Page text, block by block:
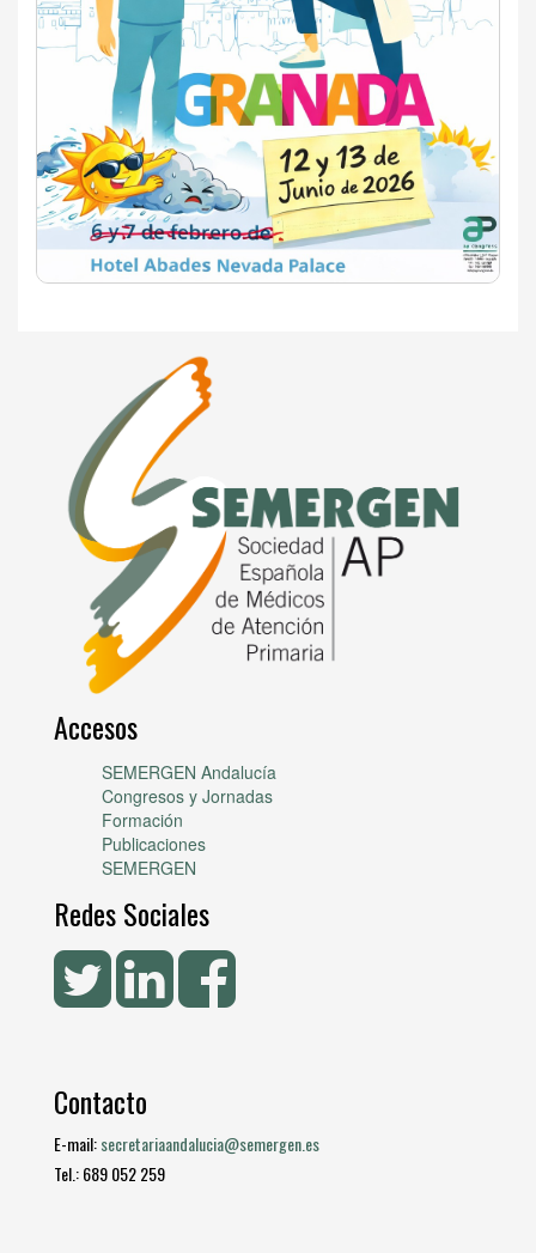
Accesos
SEMERGEN Andalucía
Congresos y Jornadas
Formación
Publicaciones
SEMERGEN
Redes Sociales
Contacto
E-mail:secretariaandalucia@semergen.es
Tel.: 689 052 259